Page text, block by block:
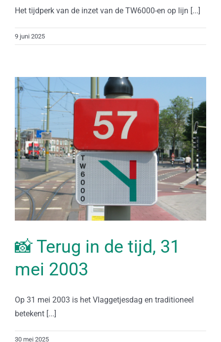
Het tijdperk van de inzet van de TW6000-en op lijn [...]
9 juni 2025
📸 Terug in de tijd, 31
mei 2003
Op 31 mei 2003 is het Vlaggetjesdag en traditioneel
betekent [...]
30 mei 2025